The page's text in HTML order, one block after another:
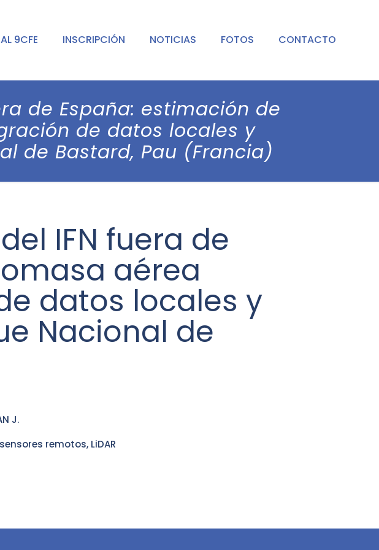
9CFE INSCRIPCIÓN NOTICIAS FOTOS CONTACTO
de España: estimación de
de datos locales y
de Bastard, Pau (Francia)
IFN fuera de
aérea
datos locales y
Nacional de
J.
remotos, LiDAR